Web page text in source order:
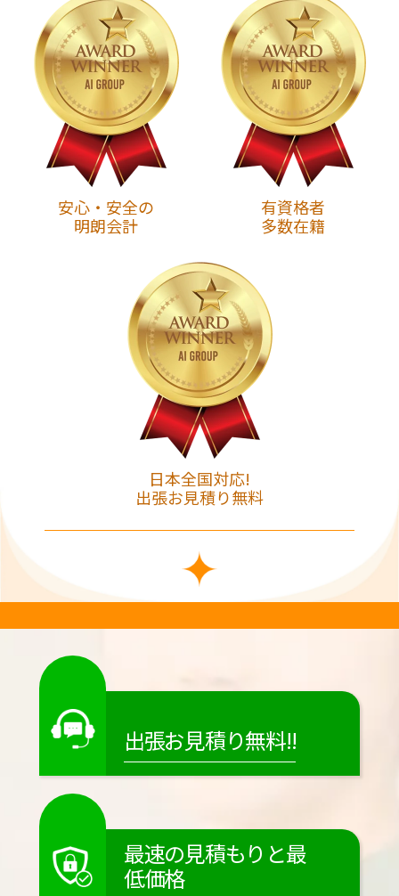
安心・安全の
明朗会計
有資格者
多数在籍
日本全国対応!
出張お見積り無料
出張お見積り無料!!
最速の見積もりと最
低価格